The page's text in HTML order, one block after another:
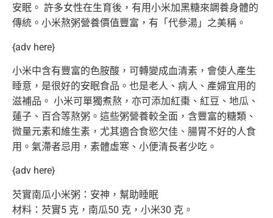
安眠。 許多女性在生育後，有用小米加黑糖來調養身體的
傳統。 小米熬粥營養價值豐富，有「代參湯」之美稱。
{adv here}
小米中含有豐富的色胺酸，可轉變成血清素，會使人產生
睡意， 是很好的安眠食品。也是老人、病人、產婦宜用的
滋補品。 小米可單獨煮熬，亦可添加紅棗、紅豆、地瓜、
蓮子、百合等熬粥。 這些粥營養較全面，含豐富的糖類、
微量元素和維生素， 尤其適合食慾欠佳、腸胃不好的人食
用。氣滯者忌用，素體虛寒、 小便清長者少吃。
{adv here}
芡實南瓜小米粥：安神，幫助睡眠
材料：芡實5 克，南瓜50 克，小米30 克。